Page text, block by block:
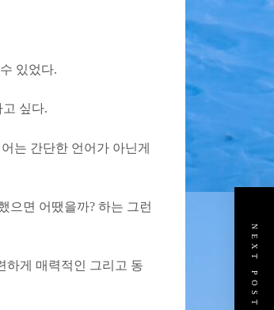
있었다.
싶다.
는 간단한 언어가 아닌게
으면 어땠을까? 하는 그런
하게 매력적인 그리고 동
NEXT POST